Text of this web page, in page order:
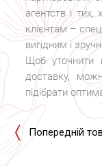
агентств і
клієнтам –
вигідним і
Щоб уточнити
доставку,
підібрати
Попередній